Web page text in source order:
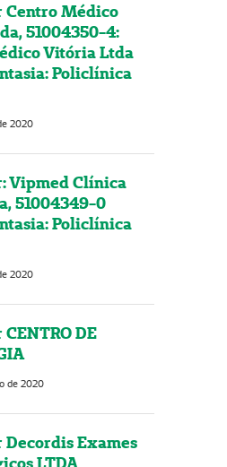
Centro Médico
51004350-4:
Vitória Ltda
Policlínica
2020
Vipmed Clínica
51004349-0
Policlínica
2020
DE
de 2020
Decordis Exames